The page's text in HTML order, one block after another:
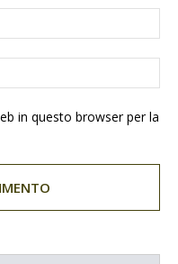
in questo browser per la